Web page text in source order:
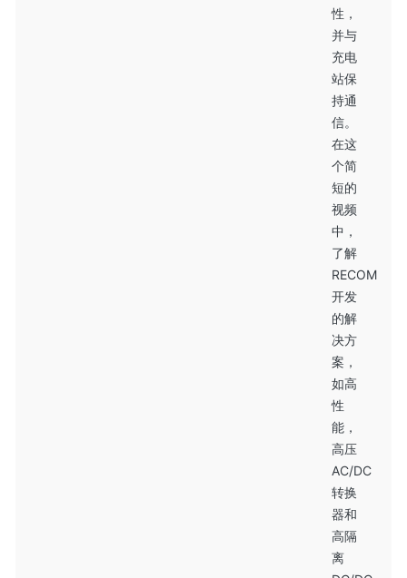
性，
并与
充电
站保
持通
信。
在这
个简
短的
视频
中，
了解
RECOM
开发
的解
决方
案，
如高
性
能，
高压
AC/DC
转换
器和
高隔
离